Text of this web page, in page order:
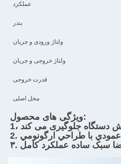
عملکرد
بندر
ولتاژ ورودی و جریان
ولتاژ خروجی و جریان
قدرت خروجی
محل اصلی
ویژگی های محصول:
دستگاه جلوگیری می کند
عمودي با طراحي ارگونومي
سبک ساده عملکرد کامل